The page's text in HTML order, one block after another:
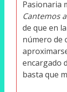
Pasionaria
Cantemos
de que en
número de
encargado
basta que